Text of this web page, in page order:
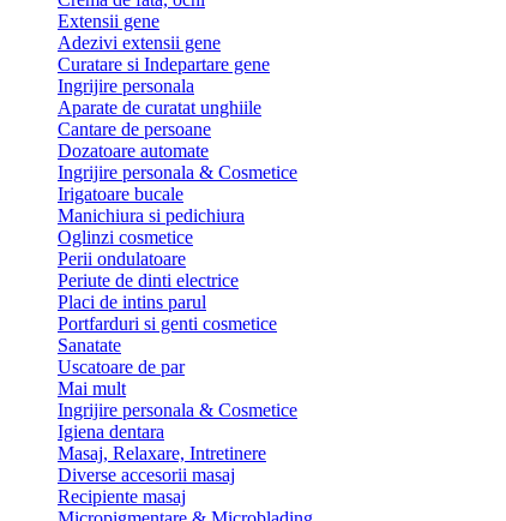
Extensii gene
Adezivi extensii gene
Curatare si Indepartare gene
Ingrijire personala
Aparate de curatat unghiile
Cantare de persoane
Dozatoare automate
Ingrijire personala & Cosmetice
Irigatoare bucale
Manichiura si pedichiura
Oglinzi cosmetice
Perii ondulatoare
Periute de dinti electrice
Placi de intins parul
Portfarduri si genti cosmetice
Sanatate
Uscatoare de par
Mai mult
Ingrijire personala & Cosmetice
Igiena dentara
Masaj, Relaxare, Intretinere
Diverse accesorii masaj
Recipiente masaj